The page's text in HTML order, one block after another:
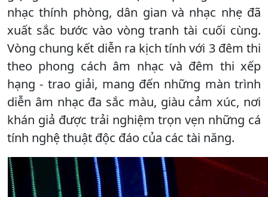
nhạc thính phòng, dân gian và nhạc nhẹ đã
xuất sắc bước vào vòng tranh tài cuối cùng.
Vòng chung kết diễn ra kịch tính với 3 đêm thi
theo phong cách âm nhạc và đêm thi xếp
hạng - trao giải, mang đến những màn trình
diễn âm nhạc đa sắc màu, giàu cảm xúc, nơi
khán giả được trải nghiệm trọn vẹn những cá
tính nghệ thuật độc đáo của các tài năng.